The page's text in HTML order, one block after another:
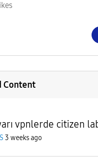
Content
vpnlerde citizen
3 weeks ago